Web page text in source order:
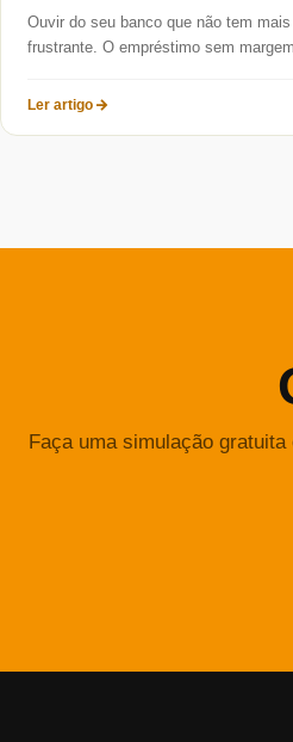
Ouvir do seu banco que não tem
frustrante. O empréstimo sem
Ler artigo
Faça uma simulação